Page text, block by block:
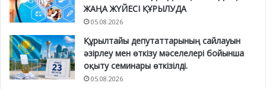
ЖАҢА ЖҮЙЕСІ ҚҰРЫЛУДА
05.08.2026
Құрылтайы депутаттарының сайлауын
әзірлеу мен өткізу мәселелері бойынша
оқыту семинары өткізілді.
05.08.2026